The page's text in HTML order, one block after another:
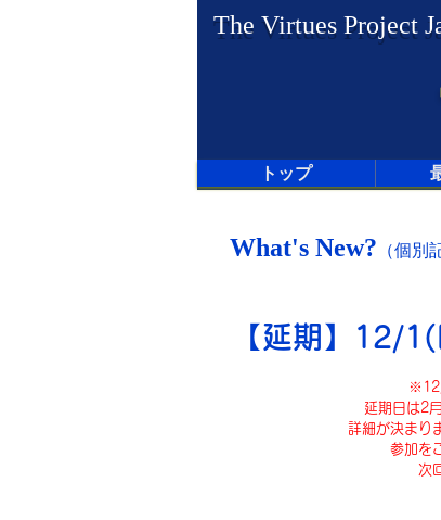
The Virtues Project
トップ
What's New? （個別
【延期】12/
※12
延期日は2
詳細が決まり
参加を
次